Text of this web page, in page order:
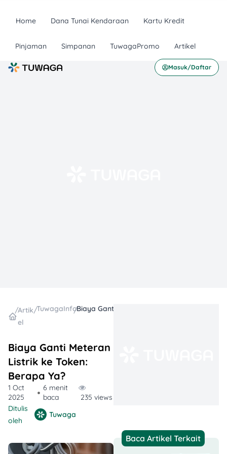
Home Dana Tunai Kendaraan Kartu Kredit
Pinjaman Simpanan TuwagaPromo Artikel
Masuk/Daftar
/Artik
el
/TuwagaInfo
/
Biaya Ganti Meteran
Listrik ke Token:
Berapa Ya?
1 Oct
2025
6 menit
baca
235 views
Ditulis
oleh
Tuwaga
Baca Artikel Terkait